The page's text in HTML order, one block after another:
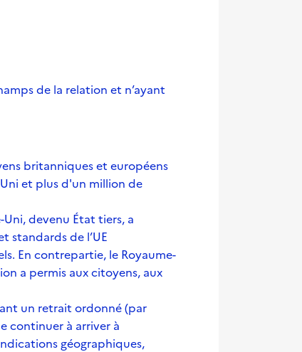
de la relation et n’ayant
britanniques et européens
et plus d'un million de
devenu État tiers, a
standards de l’UE
En contrepartie, le Royaume-
a permis aux citoyens, aux
un retrait ordonné (par
continuer à arriver à
géographiques,